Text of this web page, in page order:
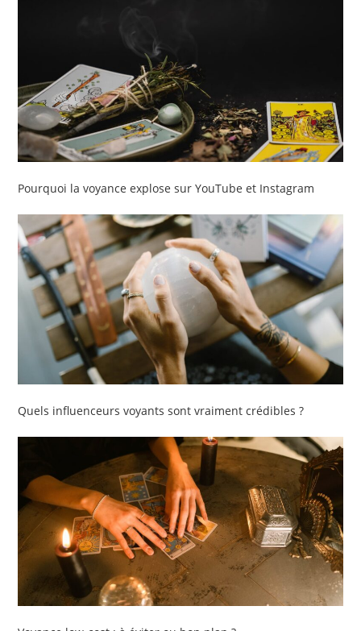
Pourquoi la voyance explose sur YouTube et Instagram
Quels influenceurs voyants sont vraiment crédibles ?